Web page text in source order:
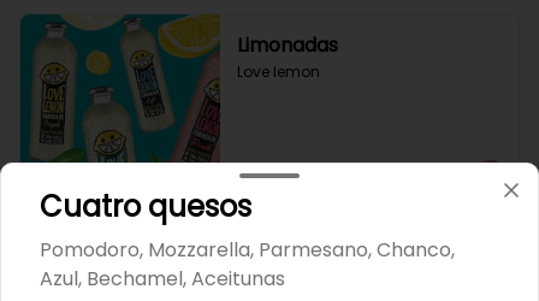
Limonadas
Love lemon
Cuatro quesos
Pomodoro, Mozzarella, Parmesano, Chanco,
Azul, Bechamel, Aceitunas